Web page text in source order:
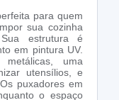
para quem
sua cozinha
estrutura é
em pintura UV.
uma
utensílios, e
puxadores em
o espaço